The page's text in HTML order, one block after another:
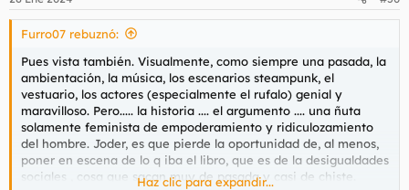
Furro07 rebuznó:
Pues vista también. Visualmente, como siempre una pasada, la
ambientación, la música, los escenarios steampunk, el
vestuario, los actores (especialmente el rufalo) genial y
maravilloso. Pero..... la historia .... el argumento .... una ñuta
solamente feminista de empoderamiento y ridiculozamiento
del hombre. Joder, es que pierde la oportunidad de, al menos,
poner en escena de lo q iba el libro, que es de la desigualdades
sociales , cosa que sacan muy de pasada y casi de chiste.
Haz clic para expandir...